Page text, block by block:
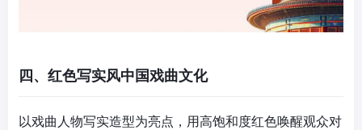
四、红色写实风中国戏曲文化
以戏曲人物写实造型为亮点，用高饱和度红色唤醒观众对